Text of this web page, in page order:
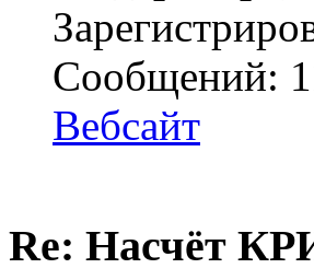
Сообщений:
Вебсайт
Re: Насчёт